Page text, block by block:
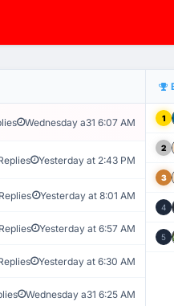
THỐNG GIÁM SÁT TỰ
Wednesday a31 6:07 AM
Yesterday at 2:43 PM
Replies Yesterday at 8:01 AM
Replies Yesterday at 6:57 AM
Yesterday at 6:30 AM
Wednesday a31 6:25 AM
1
2
3
4
5